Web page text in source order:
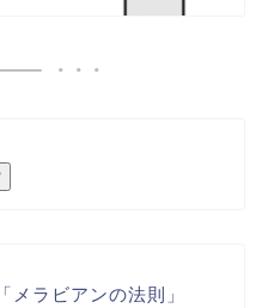
メラビアンの法則」